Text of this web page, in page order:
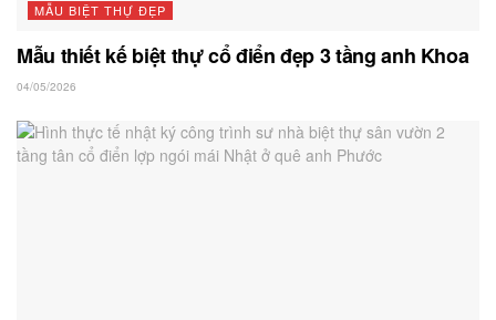
MẪU BIỆT THỰ ĐẸP
Mẫu thiết kế biệt thự cổ điển đẹp 3 tầng anh Khoa
04/05/2026